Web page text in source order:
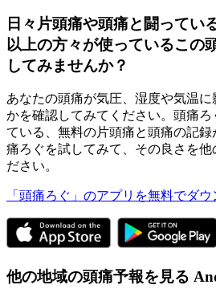
日々片頭痛や頭痛と闘ってい
以上の方々が使っているこの
してみませんか？
あなたの頭痛が気圧、湿度や気温に
かを確認してみてください。頭痛
ている、無料の片頭痛と頭痛の記
痛ろぐを試してみて、その良さを他
ださい。
「頭痛ろぐ」のアプリを無料でダウ
他の地域の頭痛予報を見る